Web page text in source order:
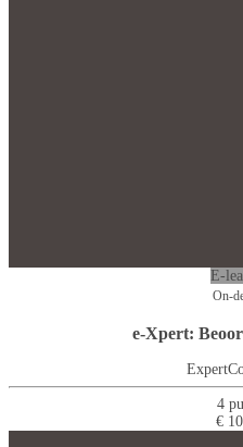
E-
On-
e-Xpert:
4
€